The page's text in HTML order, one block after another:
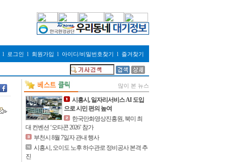
l 로그인 l 회원가입 l 아이디/비밀번호찾기 l 즐겨찾기
많이 본 뉴스
시흥시, 일자리서비스 AI 도입
으로 시민 편의 높여
한국만화영상진흥원, 북미 최
대 컨벤션 ‘오타콘 2026’ 참가
부천시 8월 7일자 관내 행사
시흥시, 오이도 노후 하수관로 정비공사 본격 추
진